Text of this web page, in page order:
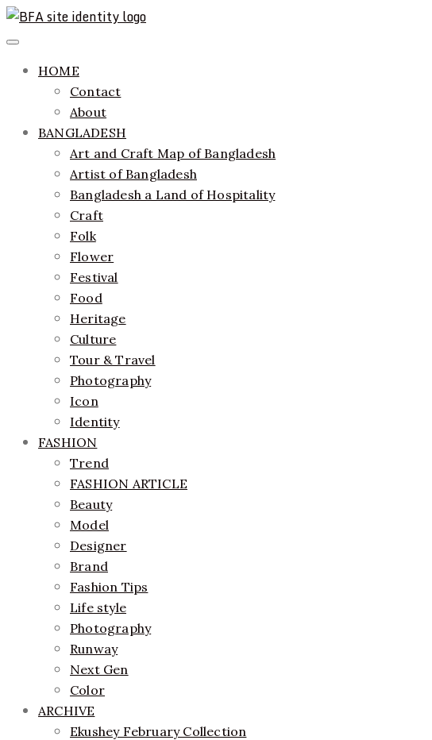
Skip
to
Bangladesh Fashion Archive
ethics + aesthetics = sustainable fashion
Primary
Menu HOME
Contact
About
BANGLADESH
Art and Craft Map of Bangladesh
Artist of Bangladesh
Bangladesh a Land of Hospitality
Craft
Folk
Flower
Festival
Food
Heritage
Culture
Tour & Travel
Photography
Icon
Identity
FASHION
Trend
FASHION ARTICLE
Beauty
Model
Designer
Brand
Fashion Tips
Life style
Photography
Runway
Next Gen
Color
ARCHIVE
Ekushey February Collection